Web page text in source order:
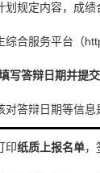
划规定内容，成绩
综合服务平台（
写答辩日期并提交
对答辩日期等信息
印纸质上报名单，